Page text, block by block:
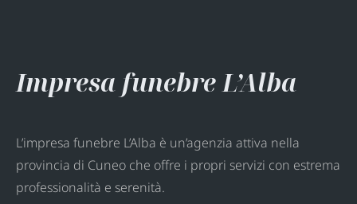
Impresa funebre L’Alba
L’impresa funebre L’Alba è un’agenzia attiva nella
provincia di Cuneo che offre i propri servizi con estrema
professionalità e serenità.